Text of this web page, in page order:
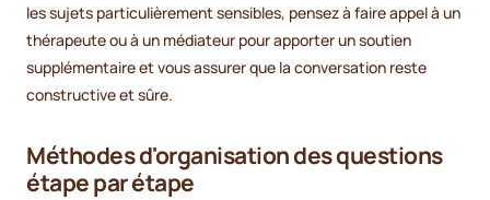
les sujets particulièrement sensibles, pensez à faire appel à un
thérapeute ou à un médiateur pour apporter un soutien
supplémentaire et vous assurer que la conversation reste
constructive et sûre.
Méthodes d'organisation des questions
étape par étape